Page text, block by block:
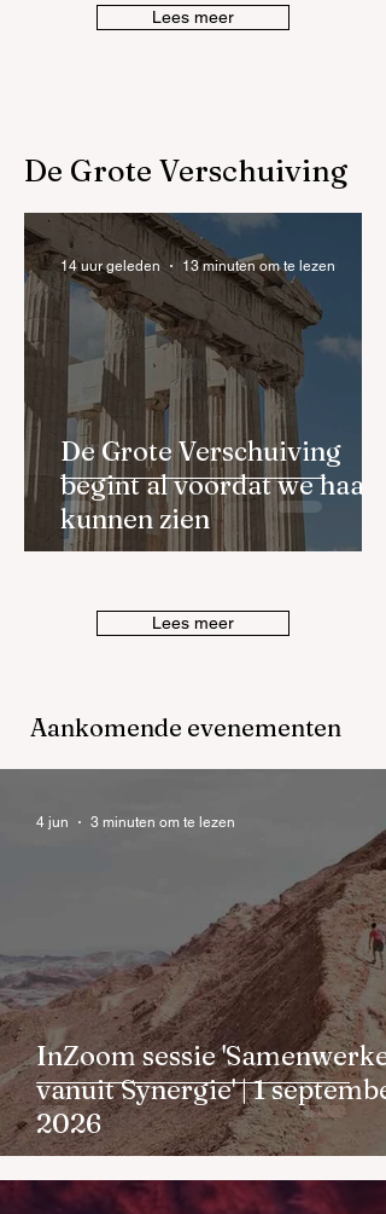
Lees meer
De Grote Verschuiving
De Grote Verschuiving
begint al voordat we haar
kunnen zien
14 uur geleden 13 minuten om te lezen
Lees meer
Aankomende evenementen
InZoom sessie
vanuit Synergie' | 1
2026
4 jun 3 minuten om te lezen